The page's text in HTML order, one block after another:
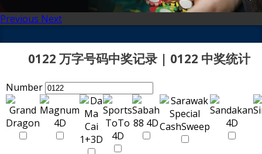
Previous Next
0122 万字号码中奖记录 | 0122 中奖统计
Number